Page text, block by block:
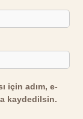
için adım, e-
kaydedilsin.